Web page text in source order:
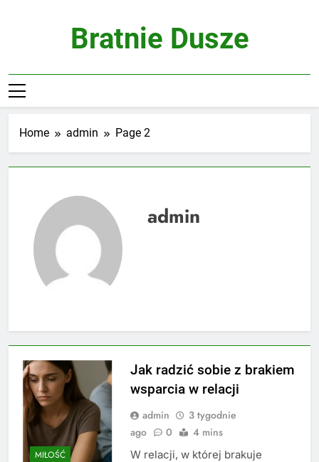
Bratnie Dusze
Home admin Page 2
admin
MIŁOŚĆ
Jak radzić sobie z brakiem
wsparcia w relacji
admin
3 tygodnie
ago
0 4 mins
W relacji, w której brakuje